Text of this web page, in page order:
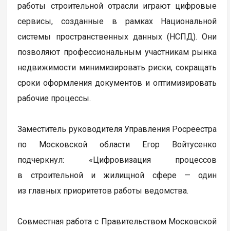
работы строительной отрасли играют цифровые
сервисы, созданные в рамках Национальной
системы пространственных данных (НСПД). Они
позволяют профессиональным участникам рынка
недвижимости минимизировать риски, сокращать
сроки оформления документов и оптимизировать
рабочие процессы.
Заместитель руководителя Управления Росреестра
по Московской области Егор Войтусенко
подчеркнул: «Цифровизация процессов
в строительной и жилищной сфере — один
из главных приоритетов работы ведомства.
Совместная работа с Правительством Московской